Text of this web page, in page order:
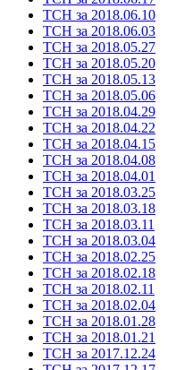
ТСН за 2018.06.10
ТСН за 2018.06.03
ТСН за 2018.05.27
ТСН за 2018.05.20
ТСН за 2018.05.13
ТСН за 2018.05.06
ТСН за 2018.04.29
ТСН за 2018.04.22
ТСН за 2018.04.15
ТСН за 2018.04.08
ТСН за 2018.04.01
ТСН за 2018.03.25
ТСН за 2018.03.18
ТСН за 2018.03.11
ТСН за 2018.03.04
ТСН за 2018.02.25
ТСН за 2018.02.18
ТСН за 2018.02.11
ТСН за 2018.02.04
ТСН за 2018.01.28
ТСН за 2018.01.21
ТСН за 2017.12.24